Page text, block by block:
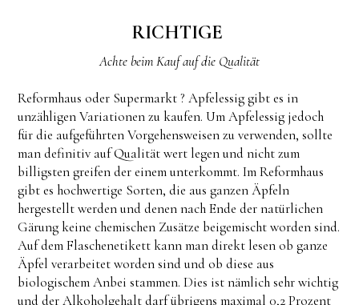
RICHTIGE
Achte beim Kauf auf die Qualität
Reformhaus oder Supermarkt ? Apfelessig gibt es in
unzähligen Variationen zu kaufen. Um Apfelessig jedoch
für die aufgeführten Vorgehensweisen zu verwenden, sollte
man definitiv auf Qualität wert legen und nicht zum
billigsten greifen der einem unterkommt. Im Reformhaus
gibt es hochwertige Sorten, die aus ganzen Äpfeln
hergestellt werden und denen nach Ende der natürlichen
Gärung keine chemischen Zusätze beigemischt worden sind.
Auf dem Flaschenetikett kann man direkt lesen ob ganze
Äpfel verarbeitet worden sind und ob diese aus
biologischem Anbei stammen. Dies ist nämlich sehr wichtig
und der Alkoholgehalt darf übrigens maximal 0,2 Prozent